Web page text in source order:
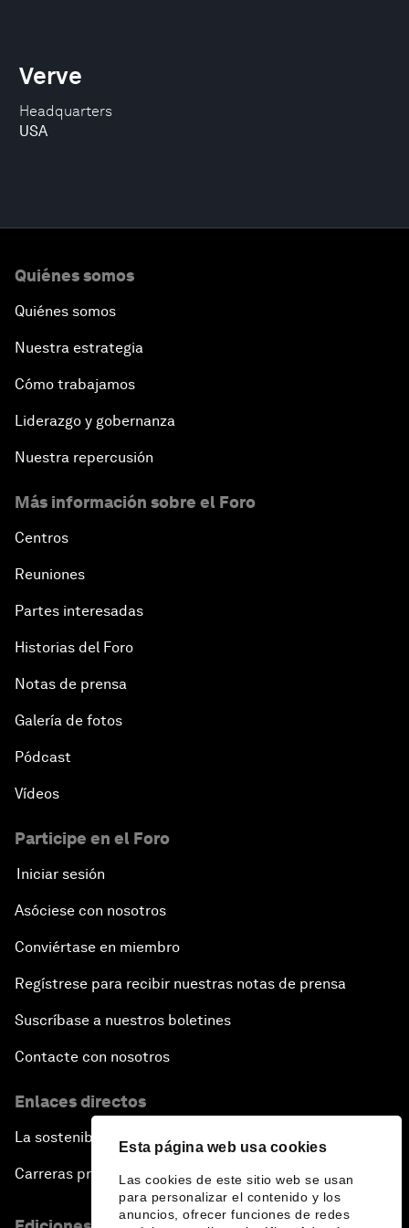
Esta página web usa cookies
Las cookies de este sitio web se usan
para personalizar el contenido y los
anuncios, ofrecer funciones de redes
Headquarters
USA
Verve
Quiénes somos
Quiénes somos
Nuestra estrategia
Cómo trabajamos
Liderazgo y gobernanza
Nuestra repercusión
Más información sobre el Foro
Centros
Reuniones
Partes interesadas
Historias del Foro
Notas de prensa
Galería de fotos
Pódcast
Vídeos
Participe en el Foro
Iniciar sesión
Asóciese con nosotros
Conviértase en miembro
Regístrese para recibir nuestras notas de prensa
Suscríbase a nuestros boletines
Contacte con nosotros
Enlaces directos
La sostenibilidad en el Foro
Carreras profesionales